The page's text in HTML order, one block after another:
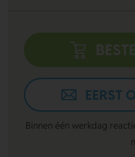
EERST
Binnen één werkdag